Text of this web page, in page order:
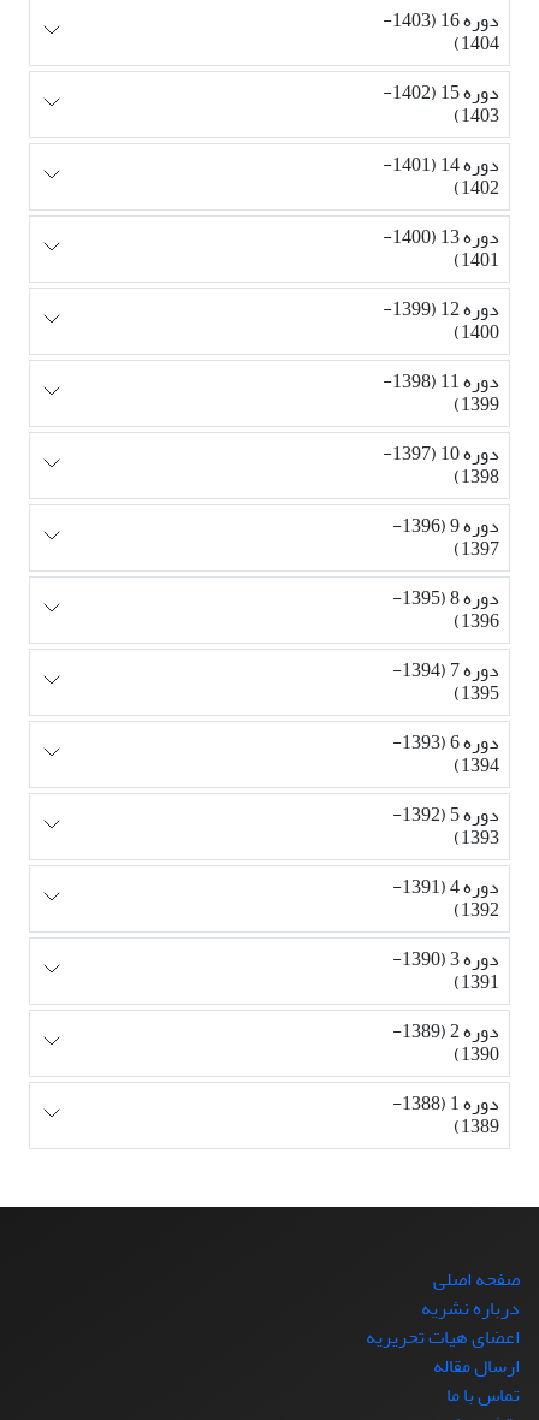
دوره 16 (1403-
1404)
دوره 15 (1402-
1403)
دوره 14 (1401-
1402)
دوره 13 (1400-
1401)
دوره 12 (1399-
1400)
دوره 11 (1398-
1399)
دوره 10 (1397-
1398)
دوره 9 (1396-
1397)
دوره 8 (1395-
1396)
دوره 7 (1394-
1395)
دوره 6 (1393-
1394)
دوره 5 (1392-
1393)
دوره 4 (1391-
1392)
دوره 3 (1390-
1391)
دوره 2 (1389-
1390)
دوره 1 (1388-
1389)
صفحه اصلی
درباره نشریه
اعضای هیات تحریریه
ارسال مقاله
تماس با ما